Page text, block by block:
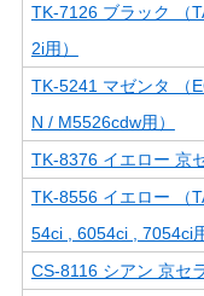
TK-7126 ブラック （
2i用）
TK-5241 マゼンタ （
N / M5526cdw用）
TK-8376 イエロー 京
TK-8556 イエロー （
54ci , 6054ci , 7054ci用
CS-8116 シアン 京セ